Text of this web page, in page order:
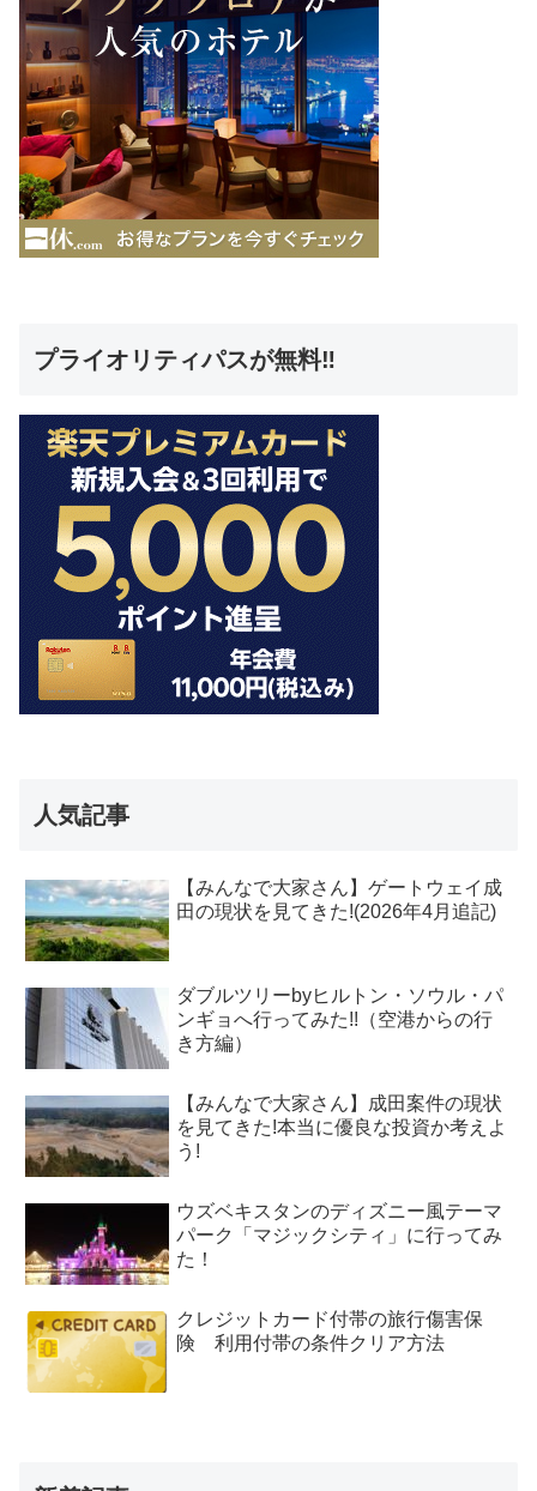
プライオリティパスが無料‼
人気記事
【みんなで大家さん】ゲートウェイ成
田の現状を見てきた!(2026年4月追記)
ダブルツリーbyヒルトン・ソウル・パ
ンギョへ行ってみた!!（空港からの行
き方編）
【みんなで大家さん】成田案件の現状
を見てきた!本当に優良な投資か考えよ
う!
ウズベキスタンのディズニー風テーマ
パーク「マジックシティ」に行ってみ
た！
クレジットカード付帯の旅行傷害保
険 利用付帯の条件クリア方法